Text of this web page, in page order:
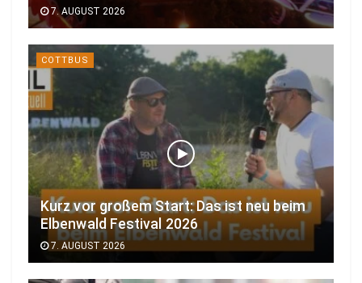
7. AUGUST 2026
COTTBUS
Kurz vor großem Start: Das ist neu beim
Elbenwald Festival 2026
7. AUGUST 2026